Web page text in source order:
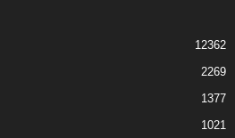
12362
2269
1377
1021